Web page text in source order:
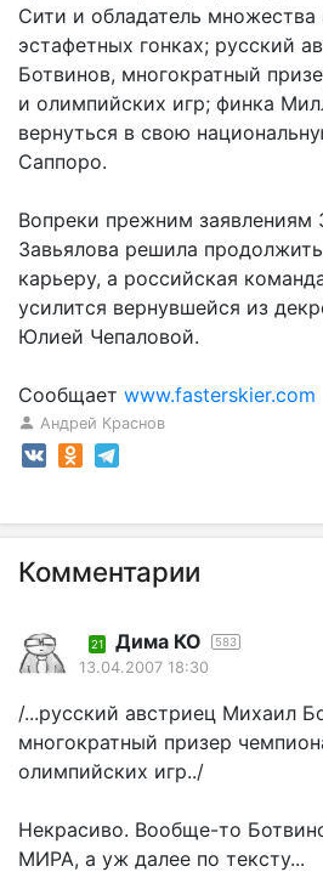
Сити и обладатель множества
эстафетных гонках; русский
Ботвинов, многократный
и олимпийских игр; финка
вернуться в свою
Саппоро.
Вопреки прежним заявлениям
Завьялова решила
карьеру, а российская
усилится вернувшейся из
Юлией Чепаловой.
Сообщает www.fasterskier.com
Андрей Краснов
Комментарии
21 Дима КО 583
13.04.2007 18:30
/...русский австриец Михаил
многократный призер
олимпийских игр../
Некрасиво. Вообще-то
МИРА, а уж далее по тексту...